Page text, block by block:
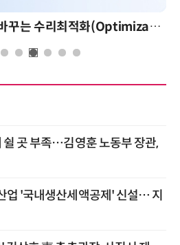
AI 시대의 의사결정을 바꾸는 수리최적화(Optimization): 실제 산업 적용 사례와 활용 전략
곳 부족…김영훈 노동부 장관,
업 '국내생산세액공제' 신설… 지